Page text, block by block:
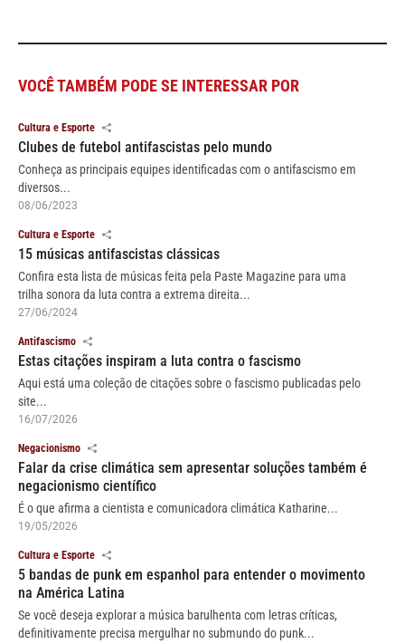
VOCÊ TAMBÉM PODE SE INTERESSAR POR
Cultura e Esporte
Clubes de futebol antifascistas pelo mundo
Conheça as principais equipes identificadas com o antifascismo em
diversos...
08/06/2023
Cultura e Esporte
15 músicas antifascistas clássicas
Confira esta lista de músicas feita pela Paste Magazine para uma
trilha sonora da luta contra a extrema direita...
27/06/2024
Antifascismo
Estas citações inspiram a luta contra o fascismo
Aqui está uma coleção de citações sobre o fascismo publicadas pelo
site...
16/07/2026
Negacionismo
Falar da crise climática sem apresentar soluções também é
negacionismo científico
É o que afirma a cientista e comunicadora climática Katharine...
19/05/2026
Cultura e Esporte
5 bandas de punk em espanhol para entender o movimento
na América Latina
Se você deseja explorar a música barulhenta com letras críticas,
definitivamente precisa mergulhar no submundo do punk...